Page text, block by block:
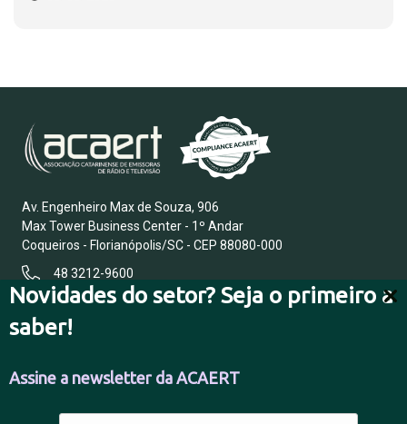
Novidades do setor? Seja o primeiro a
saber!
Assine a newsletter da ACAERT
Av. Engenheiro Max de Souza, 906
Max Tower Business Center - 1º Andar
Coqueiros - Florianópolis/SC - CEP 88080-000
48 3212-9600
FALE CONOSCO